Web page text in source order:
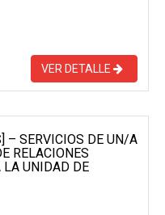
VER DETALLE
– SERVICIOS DE UN/A
RELACIONES
LA UNIDAD DE